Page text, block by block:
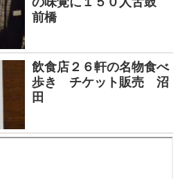
前橋
飲食店２６軒の名物食べ
歩き チケット販売 沼
田